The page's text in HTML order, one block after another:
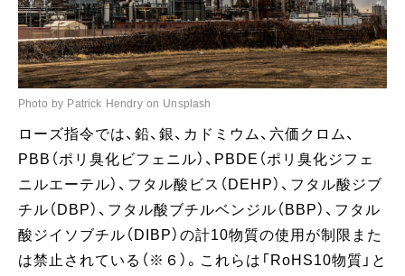
Photo by Patrick Hendry on Unsplash
ローズ指令では、鉛、銀、カドミウム、六価クロム、
PBB（ポリ臭化ビフェニル）、PBDE（ポリ臭化ジフェ
ニルエーテル）、フタル酸ビス（DEHP）、フタル酸ジブ
チル（DBP）、フタル酸ブチルベンジル（BBP）、フタル
酸ジイソブチル（DIBP）の計10物質の使用が制限また
は禁止されている（※６）。これらは「RoHS10物質」と